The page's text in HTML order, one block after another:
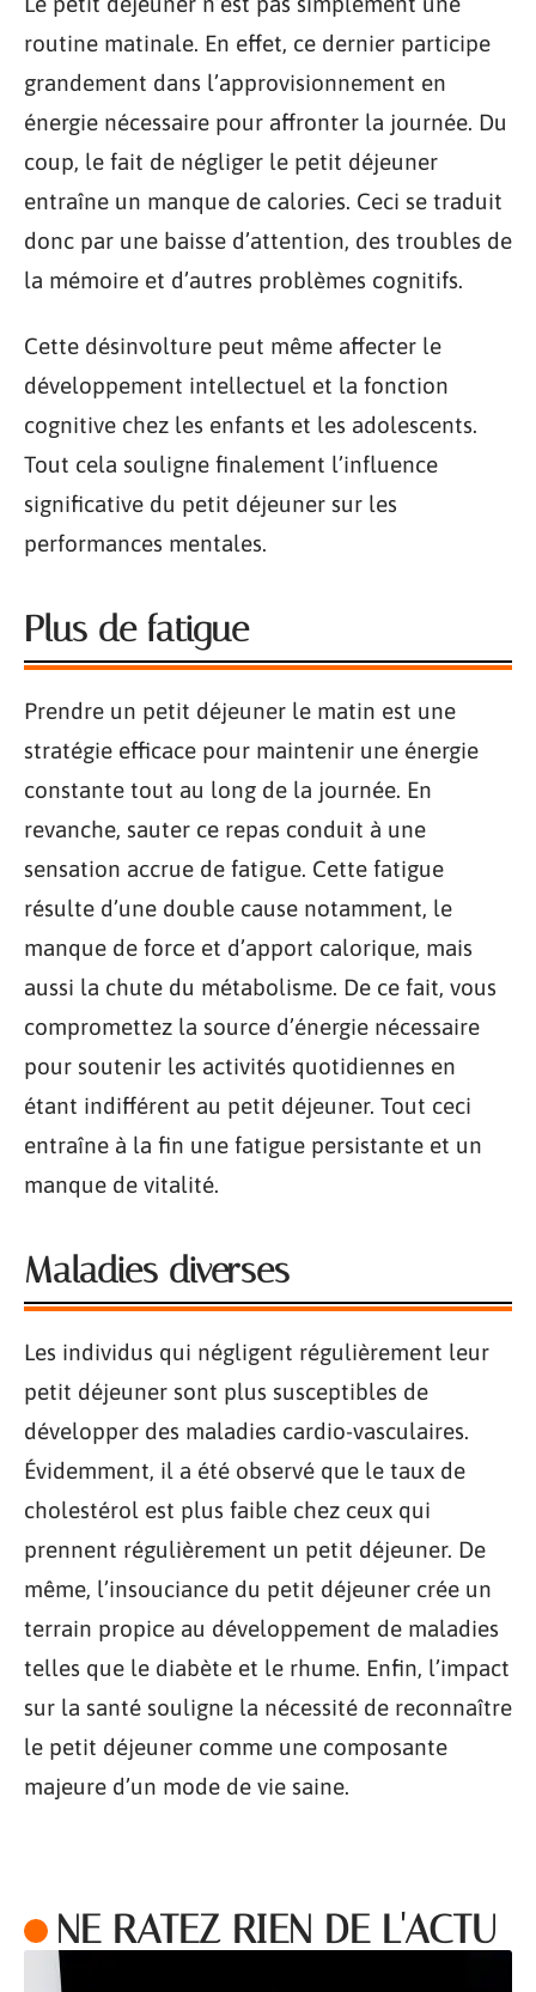
routine matinale. En effet, ce dernier participe
grandement dans l’approvisionnement en
énergie nécessaire pour affronter la journée. Du
coup, le fait de négliger le petit déjeuner
entraîne un manque de calories. Ceci se traduit
donc par une baisse d’attention, des troubles de
la mémoire et d’autres problèmes cognitifs.
Cette désinvolture peut même affecter le
développement intellectuel et la fonction
cognitive chez les enfants et les adolescents.
Tout cela souligne finalement l’influence
significative du petit déjeuner sur les
performances mentales.
Plus de fatigue
Prendre un petit déjeuner le matin est une
stratégie efficace pour maintenir une énergie
constante tout au long de la journée. En
revanche, sauter ce repas conduit à une
sensation accrue de fatigue. Cette fatigue
résulte d’une double cause notamment, le
manque de force et d’apport calorique, mais
aussi la chute du métabolisme. De ce fait, vous
compromettez la source d’énergie nécessaire
pour soutenir les activités quotidiennes en
étant indifférent au petit déjeuner. Tout ceci
entraîne à la fin une fatigue persistante et un
manque de vitalité.
Maladies diverses
Les individus qui négligent régulièrement leur
petit déjeuner sont plus susceptibles de
développer des maladies cardio-vasculaires.
Évidemment, il a été observé que le taux de
cholestérol est plus faible chez ceux qui
prennent régulièrement un petit déjeuner. De
même, l’insouciance du petit déjeuner crée un
terrain propice au développement de maladies
telles que le diabète et le rhume. Enfin, l’impact
sur la santé souligne la nécessité de reconnaître
le petit déjeuner comme une composante
majeure d’un mode de vie saine.
NE RATEZ RIEN DE L'ACTU